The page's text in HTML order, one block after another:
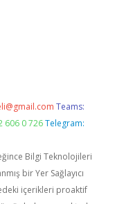
Teams:
606 0 726 Telegram:
Bilgi Teknolojileri
bir Yer Sağlayıcı
içerikleri proaktif